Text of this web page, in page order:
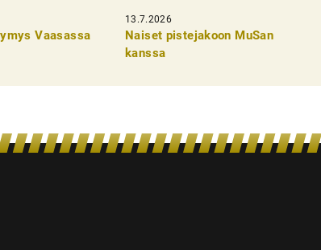
Vaasassa
13.7.2026
Naiset pistejakoon MuSan
kanssa